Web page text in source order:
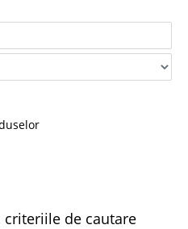
criteriile de cautare